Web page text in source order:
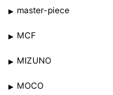
master-piece
MCF
MIZUNO
MOCO